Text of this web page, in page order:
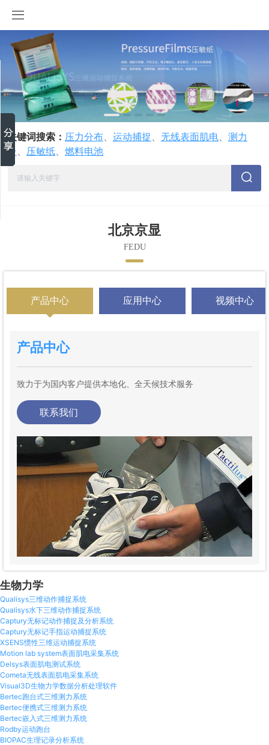
首页
产品中心
生物力学
Qualisys三维运动捕捉系统
Captury无标记手指运动捕捉系统
Xsens惯性三维运动捕捉系统
Cometa无线表面肌电采集系统
Visual3D生物力学数据分析处理软件
Bertec跑台式三维测力系统
Bertec便携式三维测力系统
Bertec嵌入式三维测力系统
BIOPAC生理记录分析系统
AnyBody人体建模仿真系统
KISTLER三维测力台
STT运动捕捉分析系统
Tea无线表面肌电
Tea惯性运动捕捉
train red无线近红外肌氧测试系统
人因工效
PupilLabs Neon眼动仪
Tea无线表面肌电
Tea无线皮电
Tea无线呼吸频率振幅分析
Tea无线皮肤温度
Tea无线加速度计
Tea无线推拉力测试
tobii眼动追踪系统
SPI座椅式柔性压力分布
SPI床垫式柔性压力分布
SPI单点手部柔性压力分布
SPI平板式足底压力分布
SPI步道式足底压力分布
SPI自由单点式压力分布
Topaq压敏纸数据分析系统
PF薄膜式压力分布
PF柔性织物式压力分布
PF床垫压力分布
PF手表表带压力分布
PF汽车压力分布
PF马甲压力分布
PF VR头盔压力分布
COSMED运动心肺生理代谢评估设备
PupilLabsCore开源眼动追踪
Tea无线呼吸频率振幅分析
Tea无线皮肤温度
MatchID-3D三维全场应变测量系统
CompITS -计算机化冲击测试系统
HOCHI环境模拟舱
Tea无线加速度计
Tea无线推拉力测试
StatusPro激光测平仪
ProLine直线度激光测量系统
DWL-1500XY双轴电子水平仪
PF压敏纸-燃料电池测试
Topaq燃料电池压敏纸数据分析系统
SPI 压敏纸
Temprx隔热膜
Mold-Align压力测试纸
B-Alert X无线和移动脑电图系统
Neuroscan EEG/ERP系统
LIGHTNIRS便携式近红外光学信号分析系统
LABNIRS功能性近红外光脑成像系统
医学领域
DIERS 4D motion
Atracsys运动捕捉系统
PolarisKrios脑电电极定位扫描
POLARIS三维运动捕捉系统
运动跑台
rodby科研级别运动跑台
gaitway 3d测力跑台
pluto运动跑台
Rodby运动跑台
步态分析
三维传感器
三维光学步态分析
二维步态分析
成功案例
力学测量
床垫压力分布测试系统
生物力学实验室
技术动作分析/体能训练
潜水技术分析
竞技健美
高尔夫
射击
乒乓球
游泳
排球
跑步
太极拳
柔道
舰船
影视
游戏
动物行为研究
鞋服
运动装备
办公桌椅
汽车座椅
床垫枕头
泳池
医疗康复
步态研究
糖尿病足底压力
步态康复
外骨骼
术后恢复
医疗床
脊柱侧弯
异常步态识别
MRI核磁共振
压疮
工业领域
汽车舒适性
发动机震动
实车碰撞
飞机模型风洞实验
无人机姿态解析与控制
车轮转动
模具压合平整度
手机模压合
辊轮平整度
模具破损识别
搬运装配关节受力分析
压敏纸
床垫舒适性测评
座椅舒适性测评
Teacaptiv
SPI压力分布测试系统
PressureFilms压力分布
行业新闻
关键词搜索： 压力分布、 运动捕捉 无线表面肌电、 测力
台
压敏纸、 燃料电池
北京京显
FEDU
产品中心 应用中心 视频中心
产品中心
致力于为国内客户提供本地化、全天候技术服务
联系我们
生物力学
Qualisys三维动作捕捉系统
Qualisys水下三维动作捕捉系统
Captury无标记动作捕捉及分析系统
Captury无标记手指运动捕捉系统
XSENS惯性三维运动捕捉系统
Motion lab system表面肌电采集系统
Delsys表面肌电测试系统
Cometa无线表面肌电采集系统
Visual3D生物力学数据分析处理软件
Bertec跑台式三维测力系统
Bertec便携式三维测力系统
Bertec嵌入式三维测力系统
Rodby运动跑台
BIOPAC生理记录分析系统
分享到
新浪微博
微信
百度贴吧
豆瓣
QQ好友
QQ空间